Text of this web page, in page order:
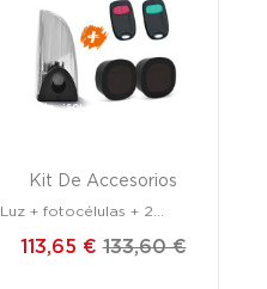
¡SOLO EN LÍNEA!
Promoción
Kit De Accesorios
Luz + fotocélulas + 2
mandos a distancia
113,65 € 133,60 €